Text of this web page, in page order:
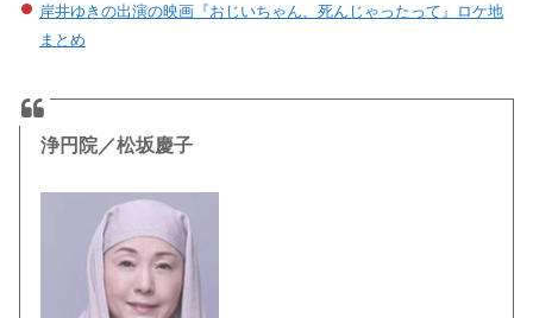
岸井ゆきの出演の映画『おじいちゃん、死んじゃったって』ロケ地
まとめ
浄円院／松坂慶子